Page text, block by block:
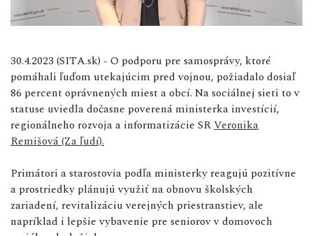
30.4.2023 (SITA.sk) - O podporu pre samosprávy, ktoré
pomáhali ľuďom utekajúcim pred vojnou, požiadalo dosiaľ
86 percent oprávnených miest a obcí. Na sociálnej sieti to v
statuse uviedla dočasne poverená ministerka investícií,
regionálneho rozvoja a informatizácie SRVeronika
Remišová (Za ľudí).
Primátori a starostovia podľa ministerky reagujú pozitívne
a prostriedky plánujú využiť na obnovu školských
zariadení, revitalizáciu verejných priestranstiev, ale
napríklad i lepšie vybavenie pre seniorov v domovoch